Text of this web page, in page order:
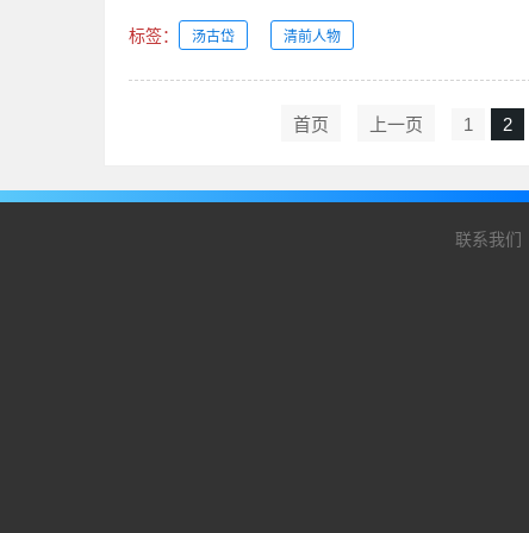
标签： 汤古岱 清前人物
首页 上一页 1 2
联系我们